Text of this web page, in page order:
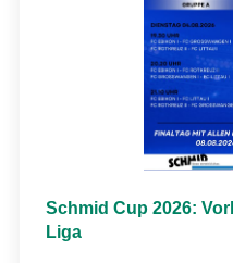
Schmid Cup 2026:
Liga